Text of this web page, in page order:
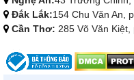
Thông tin khác
Giờ làm việc: 08h-17h (từ
Email: